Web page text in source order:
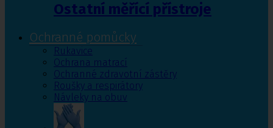
Ostatní měřící přístroje
Ochranné pomůcky
Rukavice
Ochrana matrací
Ochranné zdravotní zástěry
Roušky a respirátory
Návleky na obuv